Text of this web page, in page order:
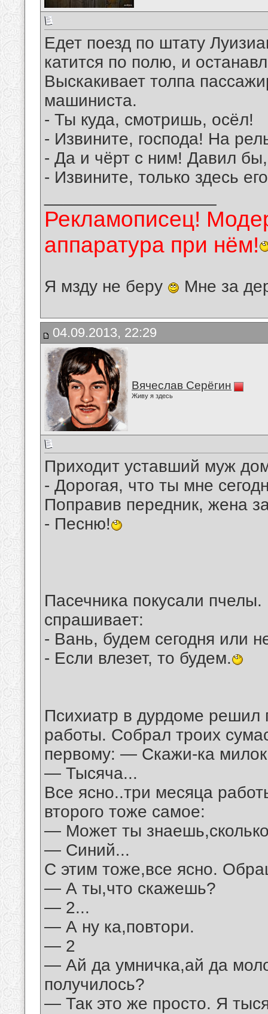
Едет поезд по штату
катится по полю, и
Выскакивает толпа
машиниста.
- Ты куда, смотришь, осёл!
- Извините, господа! На
- Да и чёрт с ним! Давил
- Извините, только здесь
Рекламописец!
аппаратура при нём!
Я мзду не беру Мне за
04.09.2013, 22:29
Вячеслав Серёгин
Живу я здесь
Приходит уставший муж
- Дорогая, что ты мне
Поправив передник, жена
- Песню!
Пасечника покусали
спрашивает:
- Вань, будем сегодня или
- Если влезет, то будем.
Психиатр в дурдоме решил
работы. Собрал троих
первому: — Скажи-ка
— Тысяча...
Все ясно..три месяца
второго тоже самое:
— Может ты
— Синий...
С этим тоже,все ясно.
— А ты,что скажешь?
— 2...
— А ну ка,повтори.
— 2
— Ай да умничка,ай да
получилось?
— Так это же просто. Я